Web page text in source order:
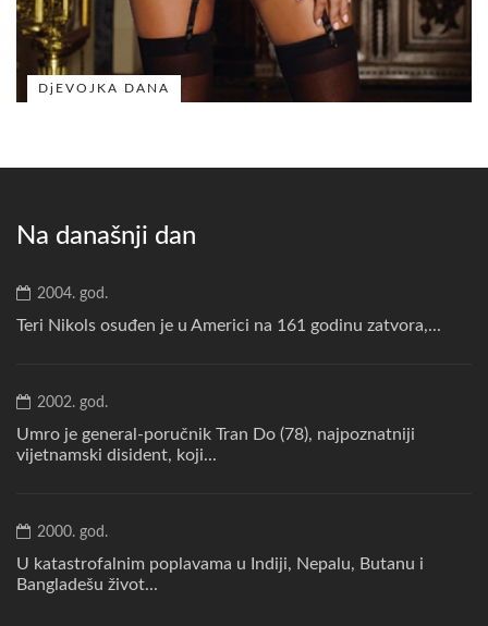
DjEVOJKA DANA
Na današnji dan
2004. god.
Teri Nikols osuđen je u Americi na 161 godinu zatvora,...
2002. god.
Umro je general-poručnik Tran Do (78), najpoznatniji
vijetnamski disident, koji...
2000. god.
U katastrofalnim poplavama u Indiji, Nepalu, Butanu i
Bangladešu život...